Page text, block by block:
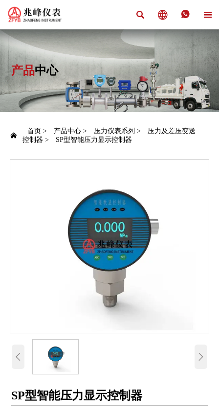
   
产品中心

首页 > 产品中心 > 压力仪表系列 >
压力及差压变送
控制器 > SP型智能压力显示控制器
 
SP型智能压力显示控制器